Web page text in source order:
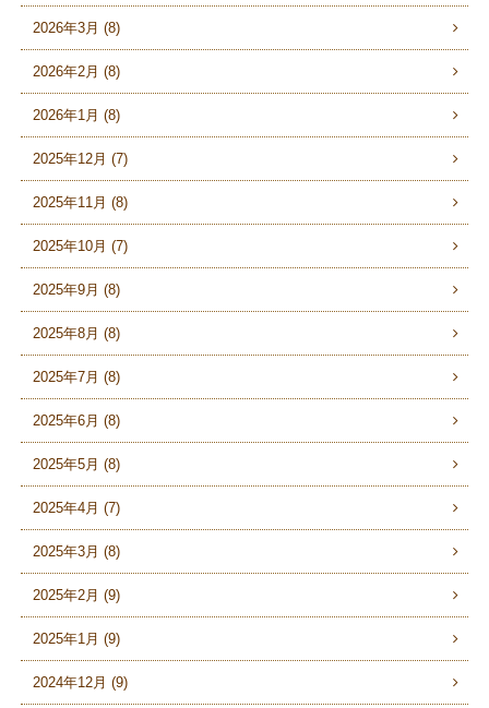
2026年3月 (8)
2026年2月 (8)
2026年1月 (8)
2025年12月 (7)
2025年11月 (8)
2025年10月 (7)
2025年9月 (8)
2025年8月 (8)
2025年7月 (8)
2025年6月 (8)
2025年5月 (8)
2025年4月 (7)
2025年3月 (8)
2025年2月 (9)
2025年1月 (9)
2024年12月 (9)